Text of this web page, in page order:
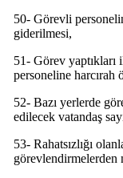
50- Görevli
giderilmesi,
51- Görev yaptıkları
personeline harcırah
52- Bazı yerlerde
edilecek vatandaş
53- Rahatsızlığı
görevlendirmelerden